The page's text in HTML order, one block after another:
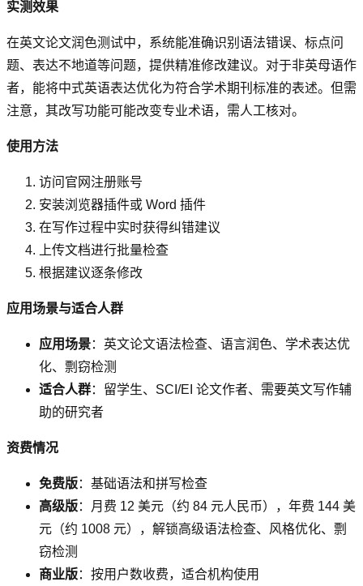
实测效果
在英文论文润色测试中，系统能准确识别语法错误、标点问
题、表达不地道等问题，提供精准修改建议。对于非英母语作
者，能将中式英语表达优化为符合学术期刊标准的表述。但需
注意，其改写功能可能改变专业术语，需人工核对。
使用方法
访问官网注册账号
安装浏览器插件或 Word 插件
在写作过程中实时获得纠错建议
上传文档进行批量检查
根据建议逐条修改
应用场景与适合人群
应用场景：英文论文语法检查、语言润色、学术表达优
化、剽窃检测
适合人群：留学生、SCI/EI 论文作者、需要英文写作辅
助的研究者
资费情况
免费版：基础语法和拼写检查
高级版：月费 12 美元（约 84 元人民币），年费 144 美
元（约 1008 元），解锁高级语法检查、风格优化、剽
窃检测
商业版：按用户数收费，适合机构使用